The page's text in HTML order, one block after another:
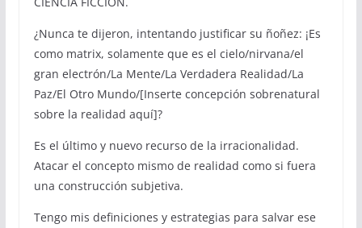
¿Nunca te dijeron, intentando justificar su ñoñez: ¡Es
como matrix, solamente que es el cielo/nirvana/el
gran electrón/La Mente/La Verdadera Realidad/La
Paz/El Otro Mundo/[Inserte concepción sobrenatural
sobre la realidad aquí]?
Es el último y nuevo recurso de la irracionalidad.
Atacar el concepto mismo de realidad como si fuera
una construcción subjetiva.
Tengo mis definiciones y estrategias para salvar ese